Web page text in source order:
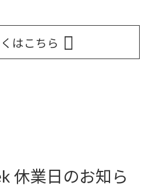
はこちら
休業日のお知ら